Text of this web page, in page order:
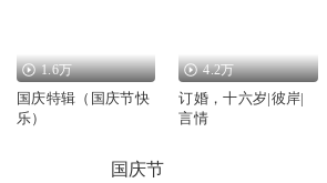
1.6万
国庆特辑（国庆节快
乐）
4.2万
订婚，十六岁|彼岸|
言情
国庆节